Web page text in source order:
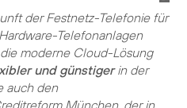
der Festnetz-Telefonie für
Telefonanlagen
moderne Cloud-Lösung
und günstigerin der
auch den
München, der in